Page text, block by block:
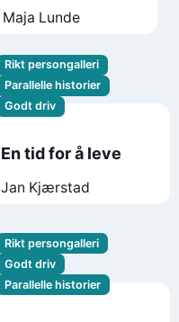
Maja Lunde
Rikt persongalleri
Parallelle historier
Godt driv
En tid for å leve
Jan Kjærstad
Rikt persongalleri
Godt driv
Parallelle historier